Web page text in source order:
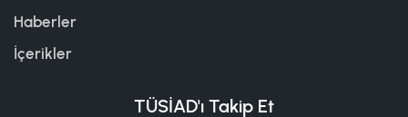
Haberler
İçerikler
TÜSİAD'ı Takip Et